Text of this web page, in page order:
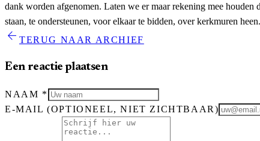
dank worden afgenomen. Laten we er maar rekening mee
staan, te ondersteunen, voor elkaar te bidden, over kerkmuren heen.
arrow_back TERUG NAAR ARCHIEF
Een reactie plaatsen
NAAM *
E-MAIL(OPTIONEEL, NIET ZICHTBAAR)